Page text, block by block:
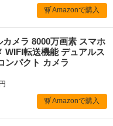
Amazonで購入
メラ 8000万画素 スマホ
WIFI転送機能 デュアルス
ンパクト カメラ
円
Amazonで購入